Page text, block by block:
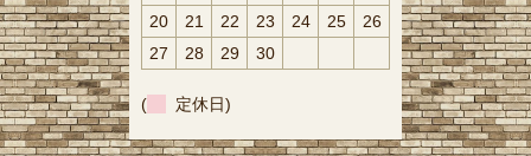
20
21 22 23 24 25
26
27
28 29 30
( 定休日)